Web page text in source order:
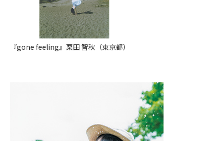
『gone feeling』栗田 智秋（東京都）